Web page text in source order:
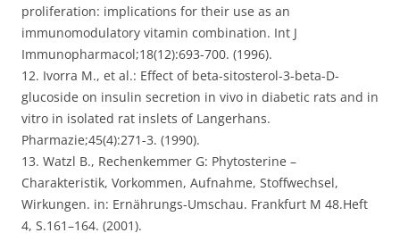
proliferation: implications for their use as an
immunomodulatory vitamin combination. Int J
Immunopharmacol;18(12):693-700. (1996).
12. Ivorra M., et al.: Effect of beta-sitosterol-3-beta-D-
glucoside on insulin secretion in vivo in diabetic rats and in
vitro in isolated rat inslets of Langerhans.
Pharmazie;45(4):271-3. (1990).
13. Watzl B., Rechenkemmer G: Phytosterine –
Charakteristik, Vorkommen, Aufnahme, Stoffwechsel,
Wirkungen. in: Ernährungs-Umschau. Frankfurt M 48.Heft
4, S.161–164. (2001).